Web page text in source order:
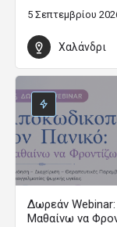
5 Σεπτεμβρίου
Χαλάνδρι
Δωρεάν
Μαθαίνω να